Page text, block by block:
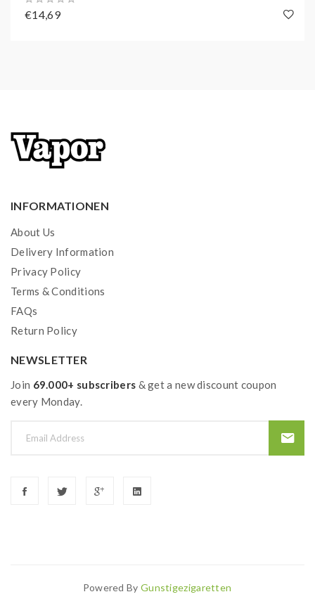
€14,69
INFORMATIONEN
About Us
Delivery Information
Privacy Policy
Terms & Conditions
FAQs
Return Policy
NEWSLETTER
Join 69.000+ subscribers & get a new discount coupon
every Monday.
Powered By Gunstigezigaretten